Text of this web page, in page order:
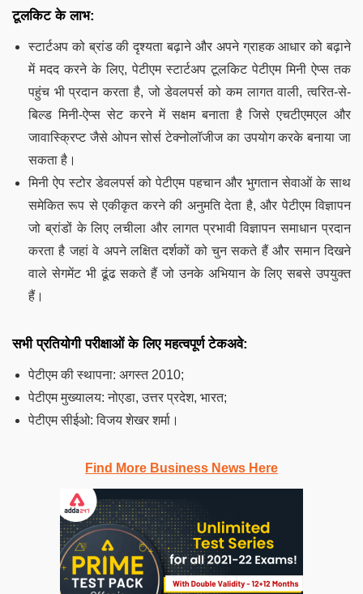
टूलकिट के लाभ:
स्टार्टअप को ब्रांड की दृश्यता बढ़ाने और अपने ग्राहक आधार को बढ़ाने
में मदद करने के लिए, पेटीएम स्टार्टअप टूलकिट पेटीएम मिनी ऐप्स तक
पहुंच भी प्रदान करता है, जो डेवलपर्स को कम लागत वाली, त्वरित-से-
बिल्ड मिनी-ऐप्स सेट करने में सक्षम बनाता है जिसे एचटीएमएल और
जावास्क्रिप्ट जैसे ओपन सोर्स टेक्नोलॉजीज का उपयोग करके बनाया जा
सकता है।
मिनी ऐप स्टोर डेवलपर्स को पेटीएम पहचान और भुगतान सेवाओं के साथ
समेकित रूप से एकीकृत करने की अनुमति देता है, और पेटीएम विज्ञापन
जो ब्रांडों के लिए लचीला और लागत प्रभावी विज्ञापन समाधान प्रदान
करता है जहां वे अपने लक्षित दर्शकों को चुन सकते हैं और समान दिखने
वाले सेगमेंट भी ढूंढ सकते हैं जो उनके अभियान के लिए सबसे उपयुक्त
हैं।
सभी प्रतियोगी परीक्षाओं के लिए महत्वपूर्ण टेकअवे:
पेटीएम की स्थापना: अगस्त 2010;
पेटीएम मुख्यालय: नोएडा, उत्तर प्रदेश, भारत;
पेटीएम सीईओ: विजय शेखर शर्मा।
Find More Business News Here